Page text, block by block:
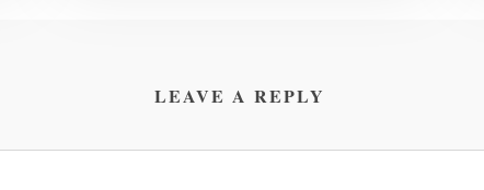
LEAVE A REPLY